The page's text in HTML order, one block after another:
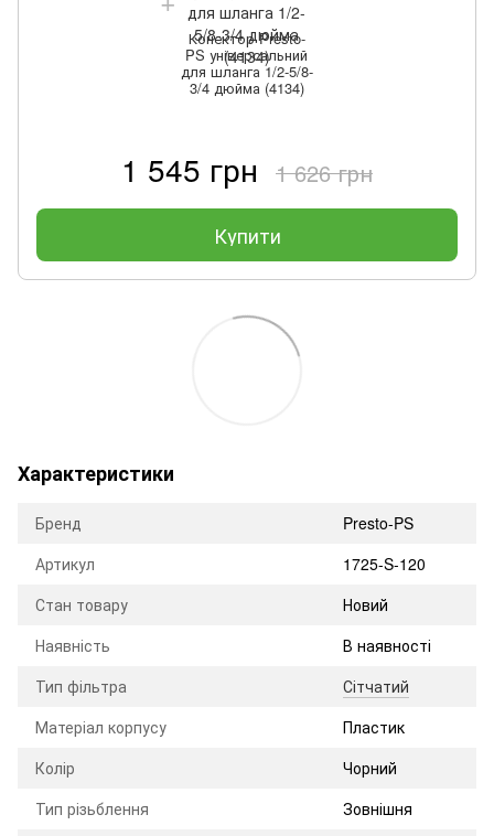
Конектор Presto-
PS універсальний
для шланга 1/2-5/8-
3/4 дюйма (4134)
1 545 грн 1 626 грн
Купити
Характеристики
Бренд
Presto-PS
Артикул
1725-S-120
Стан товару
Новий
Наявність
В наявності
Тип фільтра
Сітчатий
Матеріал корпусу
Пластик
Колір
Чорний
Тип різьблення
Зовнішня